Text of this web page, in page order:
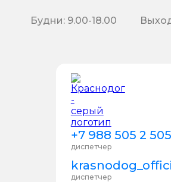
+7 988 505 2 505
диспетчер
диспетчер
Будни: 9.00-18.00